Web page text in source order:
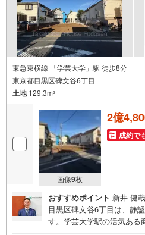
東急東横線 「学芸大学」駅 徒歩8分
東京都目黒区碑文谷6丁目
土地129.3m2
画像9枚
2億
成約で
おすすめポイント 新井 健哉
目黒区碑文谷6丁目は、静
す。学芸大学駅の活気ある